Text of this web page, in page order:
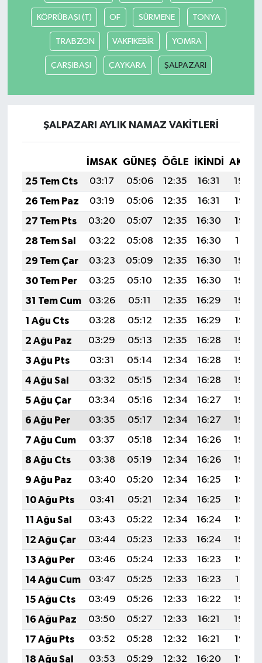
KÖPRÜBAŞI (T) OF SÜRMENE TONYA
TRABZON VAKFIKEBİR YOMRA
ÇARŞIBAŞI ÇAYKARA ŞALPAZARI
ŞALPAZARI AYLIK NAMAZ VAKITLERI
İMSAK GÜNEŞ ÖĞLE İKINDI
25 Tem Cts
03:17 05:06 12:35 16:31
19:54
26 Tem Paz
03:19 05:06 12:35 16:31
19:53
27 Tem Pts
03:20 05:07 12:35 16:30
19:52
28 Tem Sal
03:22 05:08 12:35 16:30
19:51
29 Tem Çar
03:23 05:09 12:35 16:30
19:50
30 Tem Per
03:25 05:10 12:35 16:30
19:49
31 Tem Cum
03:26 05:11 12:35 16:29
19:48
1 Ağu Cts
03:28 05:12 12:35 16:29
19:47
2 Ağu Paz
03:29 05:13 12:35 16:28
19:46
3 Ağu Pts
03:31 05:14 12:34 16:28
19:45
4 Ağu Sal
03:32 05:15 12:34 16:28
19:44
5 Ağu Çar
03:34 05:16 12:34 16:27
19:43
6 Ağu Per
03:35 05:17 12:34 16:27
19:42
7 Ağu Cum
03:37 05:18 12:34 16:26
19:40
8 Ağu Cts
03:38 05:19 12:34 16:26
19:39
9 Ağu Paz
03:40 05:20 12:34 16:25
19:38
10 Ağu Pts
03:41 05:21 12:34 16:25
19:37
11 Ağu Sal
03:43 05:22 12:34 16:24
19:35
12 Ağu Çar
03:44 05:23 12:33 16:24
19:34
13 Ağu Per
03:46 05:24 12:33 16:23
19:33
14 Ağu Cum
03:47 05:25 12:33 16:23
19:31
15 Ağu Cts
03:49 05:26 12:33 16:22
19:30
16 Ağu Paz
03:50 05:27 12:33 16:21
19:29
17 Ağu Pts
03:52 05:28 12:32 16:21
19:27
18 Ağu Sal
03:53 05:29 12:32 16:20 19:26